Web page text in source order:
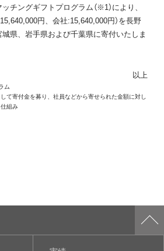
チングギフトプログラム（※1）により、
円、会社:15,640,000円）を長野
県、岩手県および千葉県に寄付いたしま
以上
ム
て寄付金を募り、社員などから寄せられた金額に対し
組み